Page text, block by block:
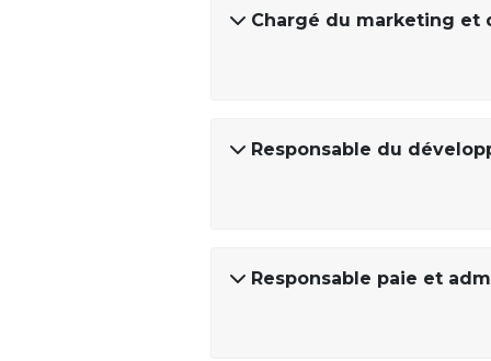
Chargé du marketing et
Responsable du
Responsable paie et